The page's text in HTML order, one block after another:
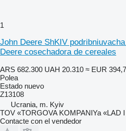
1
John Deere ShKIV
Deere cosechadora de cereales
ARS 682.300 UAH 20.310 ≈ EUR
Polea
Estado nuevo
Z13108
Ucrania, m. Kyiv
TOV «TORGOVA KOMPANIYa «LAD
Contacte con el vendedor